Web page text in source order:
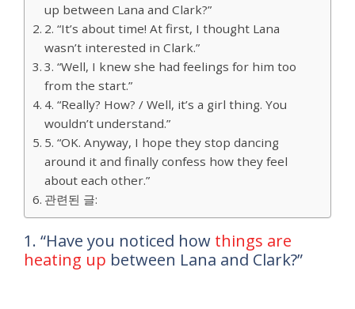
up between Lana and Clark?”
2. “It’s about time! At first, I thought Lana
wasn’t interested in Clark.”
3. “Well, I knew she had feelings for him too
from the start.”
4. “Really? How? / Well, it’s a girl thing. You
wouldn’t understand.”
5. “OK. Anyway, I hope they stop dancing
around it and finally confess how they feel
about each other.”
관련된 글:
1. “Have you noticed how things are
heating up between Lana and Clark?”